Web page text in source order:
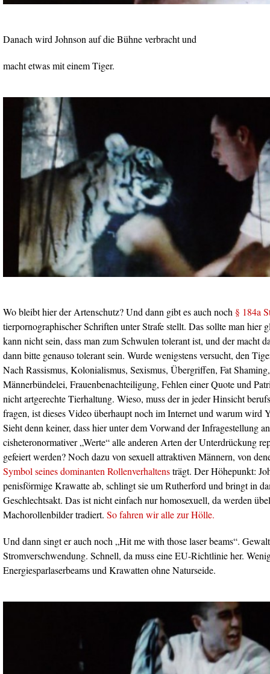
Danach wird Johnson auf die Bühne verbracht und
macht etwas mit einem Tiger.
Wo bleibt hier der Artenschutz? Und dann gibt es auch noch § 184a
tierpornographischer Schriften unter Strafe stellt. Das sollte man hier
kann nicht sein, dass man zum Schwulen tolerant ist, und der macht
dann bitte genauso tolerant sein. Wurde wenigstens versucht, den
Nach Rassismus, Kolonialismus, Sexismus, Übergriffen, Fat
Männerbündelei, Frauenbenachteiligung, Fehlen einer Quote und
nicht artgerechte Tierhaltung. Wieso, muss der in jeder Hinsicht
fragen, ist dieses Video überhaupt noch im Internet und warum wird
Sieht denn keiner, dass hier unter dem Vorwand der Infragestellung
cisheteronormativer „Werte“ alle anderen Arten der Unterdrückung
gefeiert werden? Noch dazu von sexuell attraktiven Männern, von
Symbol seines dominanten Rollenverhaltensträgt. Der Höhepunkt:
penisförmige Krawatte ab, schlingt sie um Rutherford und bringt in
Geschlechtsakt. Das ist nicht einfach nur homosexuell, da werden
Machorollenbilder tradiert. So fahren wir alle zur Hölle.
Und dann singt er auch noch „Hit me with those laser beams“.
Stromverschwendung. Schnell, da muss eine EU-Richtlinie her.
Energiesparlaserbeams und Krawatten ohne Naturseide.